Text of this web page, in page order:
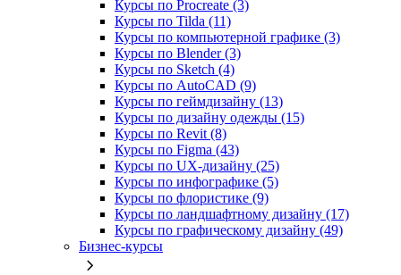
Курсы по Procreate (3)
Курсы по Tilda (11)
Курсы по компьютерной графике (3)
Курсы по Blender (3)
Курсы по Sketch (4)
Курсы по AutoCAD (9)
Курсы по геймдизайну (13)
Курсы по дизайну одежды (15)
Курсы по Revit (8)
Курсы по Figma (43)
Курсы по UX‑дизайну (25)
Курсы по инфографике (5)
Курсы по флористике (9)
Курсы по ландшафтному дизайну (17)
Курсы по графическому дизайну (49)
Бизнес-курсы